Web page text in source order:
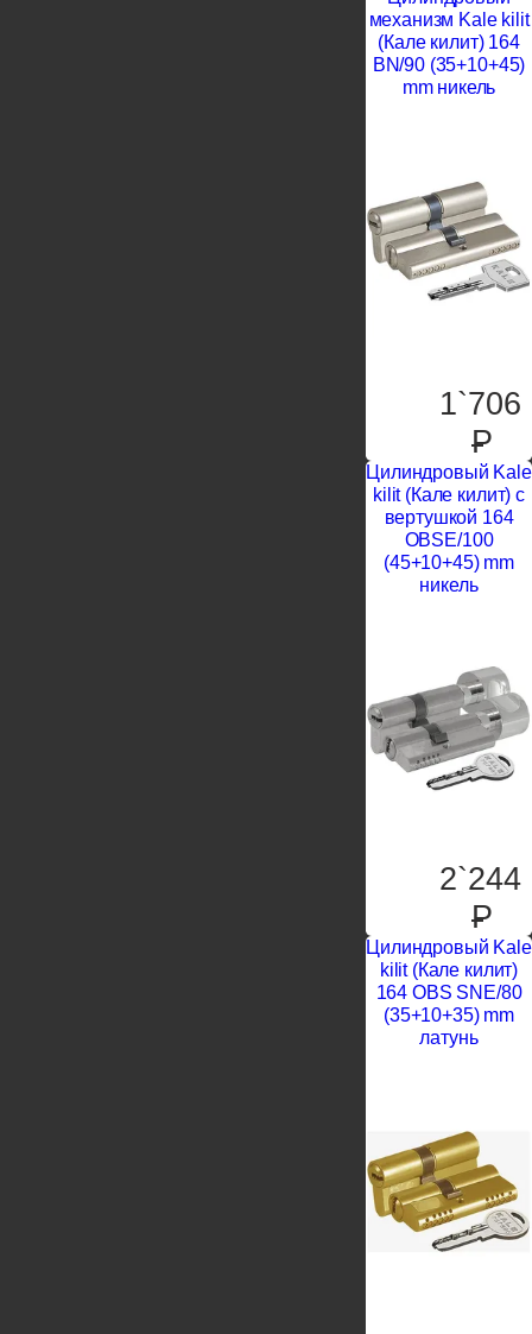
механизм Kale kilit
(Кале килит) 164
BN/90 (35+10+45)
mm никель
1`706
P
Цилиндровый Kale
kilit (Кале килит) с
вертушкой 164
OBSE/100
(45+10+45) mm
никель
2`244
P
Цилиндровый Kale
kilit (Кале килит)
164 OBS SNE/80
(35+10+35) mm
латунь